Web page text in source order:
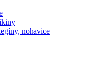
nohavice